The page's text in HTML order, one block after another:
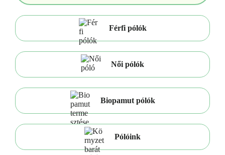
Férfi pólók
Női pólók
Biopamut pólók
Pólóink